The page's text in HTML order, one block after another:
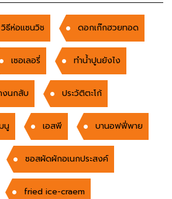
วิธีห่อแซนวิช ดอกเก๊กฮวยทอด
เซอเลอรี่ ทำน้ำปูนยังไง
งนกสับ ประวัติตะโก้
นู เอสพี บานอฟฟี่พาย
ซอสผัดผักอเนกประสงค์
fried ice-craem